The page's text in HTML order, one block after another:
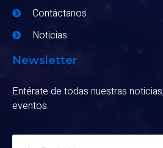
Contáctanos
Noticias
Newsletter
Entérate de todas nuestras
eventos.